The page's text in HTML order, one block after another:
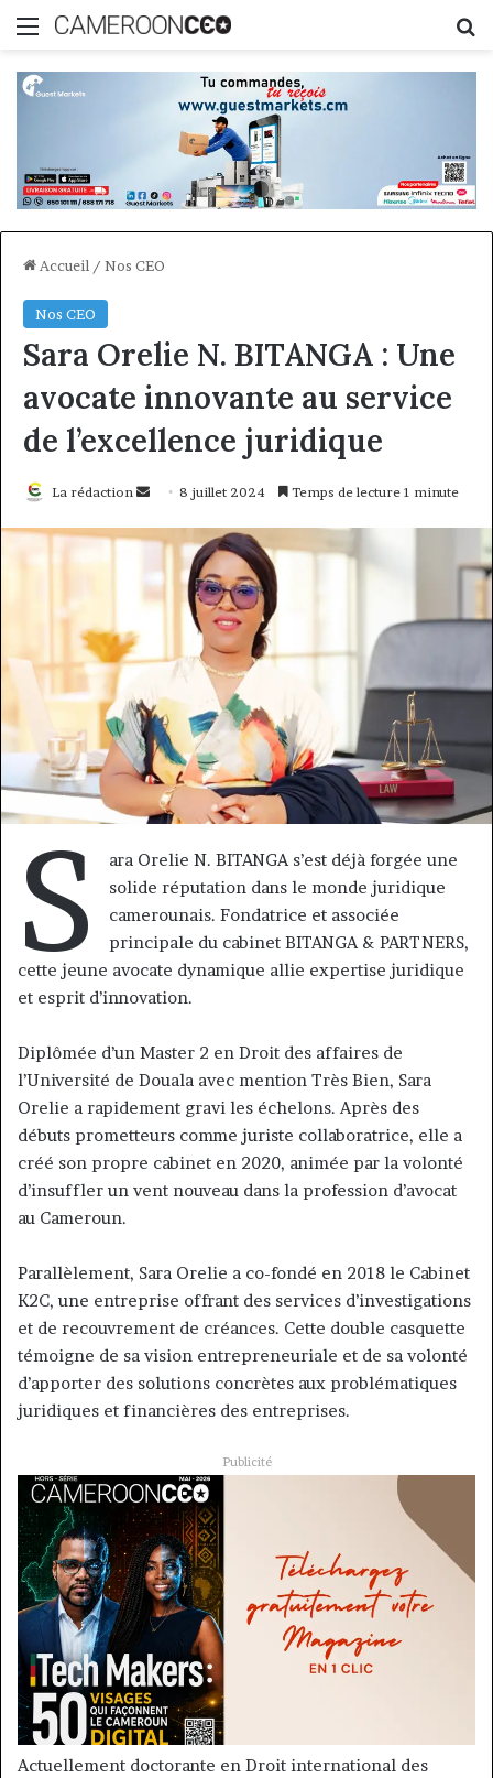
Menu
Accueil / Nos CEO
Nos CEO
Sara Orelie N. BITANGA : Une
avocate innovante au service
de l’excellence juridique
La rédaction
Envoyer
courriel
8 juillet 2024 Temps de lecture 1 minute
S
ara Orelie N. BITANGA s’est déjà forgée une
solide réputation dans le monde juridique
camerounais. Fondatrice et associée
principale du cabinet BITANGA & PARTNERS,
cette jeune avocate dynamique allie expertise juridique
et esprit d’innovation.
Diplômée d’un Master 2 en Droit des affaires de
l’Université de Douala avec mention Très Bien, Sara
Orelie a rapidement gravi les échelons. Après des
débuts prometteurs comme juriste collaboratrice, elle a
créé son propre cabinet en 2020, animée par la volonté
d’insuffler un vent nouveau dans la profession d’avocat
au Cameroun.
Parallèlement, Sara Orelie a co-fondé en 2018 le Cabinet
K2C, une entreprise offrant des services d’investigations
et de recouvrement de créances. Cette double casquette
témoigne de sa vision entrepreneuriale et de sa volonté
d’apporter des solutions concrètes aux problématiques
juridiques et financières des entreprises.
Publicité
Actuellement doctorante en Droit international des